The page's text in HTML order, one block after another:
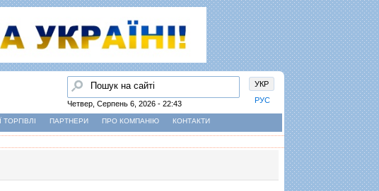
УКР
РУС
Пошук
Четвер, Серпень 6, 2026 - 22:43
ПАРТНЕРИ ПРО КОМПАНІЮ КОНТАКТИ